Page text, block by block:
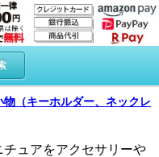
物（キーホルダー、ネックレ
ュアをアクセサリーや